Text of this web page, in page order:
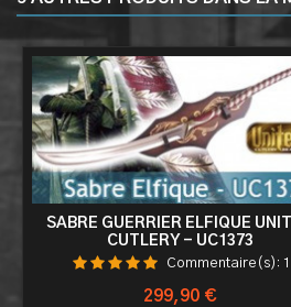
SABRE GUERRIER ELFIQUE
CUTLERY - UC1373
Commentaire(s): 1
Prix
299,90 €